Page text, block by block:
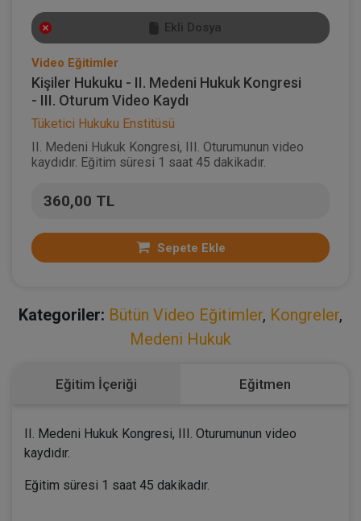
Ekli Dosya
Video Eğitimler
Kişiler Hukuku - II. Medeni Hukuk Kongresi
- III. Oturum Video Kaydı
Tüketici Hukuku Enstitüsü
II. Medeni Hukuk Kongresi, III. Oturumunun video
kaydıdır. Eğitim süresi 1 saat 45 dakikadır.
360,00 TL
Sepete Ekle
Kategoriler: Bütün Video Eğitimler, Kongreler,
Medeni Hukuk
Eğitim İçeriği Eğitmen
II. Medeni Hukuk Kongresi, III. Oturumunun video
kaydıdır.
Eğitim süresi 1 saat 45 dakikadır.